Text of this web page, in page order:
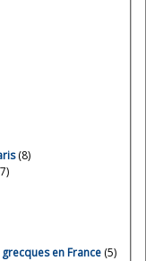
(8)
en France (5)